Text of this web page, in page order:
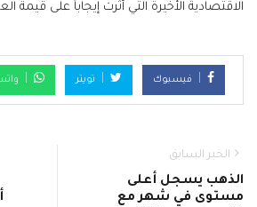
الاقتصادية الأخيرة التي أثرت إيجاباً على قيمة
فيسبوك تويتر
الخبر السابق
الذهب يسجل أعلى
مستوى في شهر مع